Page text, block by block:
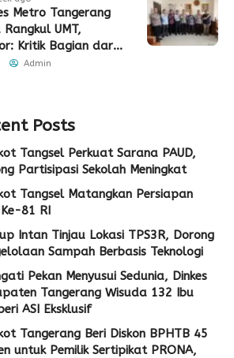
Metro Tangerang
UMT,
Kritik Bagian dari
Admin
Posts
Tangsel Perkuat Sarana PAUD,
Partisipasi Sekolah Meningkat
Tangsel Matangkan Persiapan
81 RI
Intan Tinjau Lokasi TPS3R, Dorong
Sampah Berbasis Teknologi
Pekan Menyusui Sedunia, Dinkes
Tangerang Wisuda 132 Ibu
ASI Eksklusif
Tangerang Beri Diskon BPHTB 45
untuk Pemilik Sertipikat PRONA,